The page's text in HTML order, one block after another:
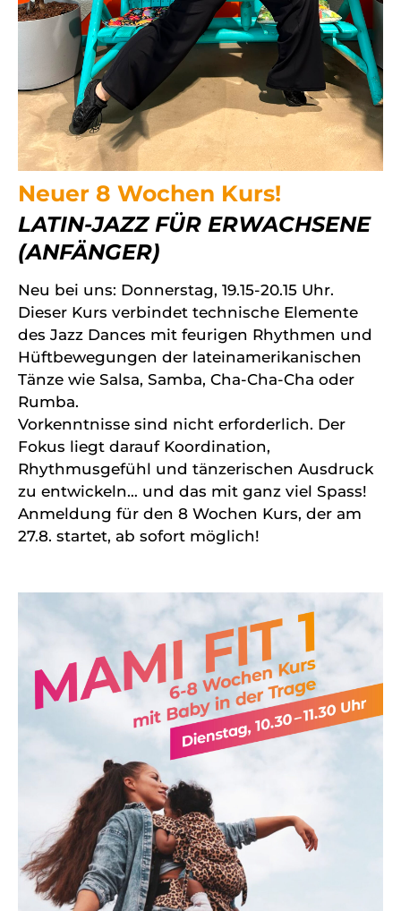
Neuer 8 Wochen Kurs!
LATIN-JAZZ FÜR ERWACHSENE
(ANFÄNGER)
Neu bei uns: Donnerstag, 19.15-20.15 Uhr.
Dieser Kurs verbindet technische Elemente
des Jazz Dances mit feurigen Rhythmen und
Hüftbewegungen der lateinamerikanischen
Tänze wie Salsa, Samba, Cha-Cha-Cha oder
Rumba.
Vorkenntnisse sind nicht erforderlich. Der
Fokus liegt darauf Koordination,
Rhythmusgefühl und tänzerischen Ausdruck
zu entwickeln… und das mit ganz viel Spass!
Anmeldung für den 8 Wochen Kurs, der am
27.8. startet, ab sofort möglich!